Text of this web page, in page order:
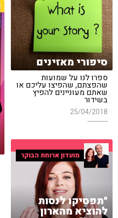
סיפורי מאזינים
ספרו לנו על שמועות
שהפצתם, שהפיצו עליכם או
שאתם מעוניינים להפיץ
בשידור
25/04/2018
מועדון ארוחת הבוקר
"תפסיקו לנסות
להוציא מהארון